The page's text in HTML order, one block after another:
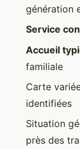
génération
Service
Accueil
familiale
Carte
identifiées
Situation
près des